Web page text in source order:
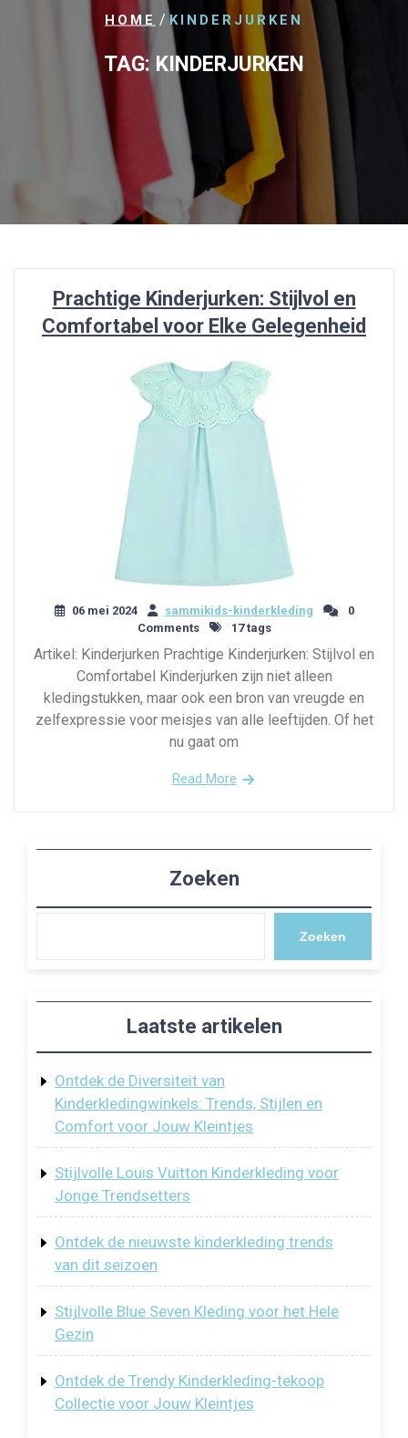
HOME /KINDERJURKEN
TAG: KINDERJURKEN
Prachtige Kinderjurken: Stijlvol en
Comfortabel voor Elke Gelegenheid
06 mei 2024 sammikids-kinderkleding
0
Comments
17 tags
Artikel: Kinderjurken Prachtige Kinderjurken: Stijlvol en
Comfortabel Kinderjurken zijn niet alleen
kledingstukken, maar ook een bron van vreugde en
zelfexpressie voor meisjes van alle leeftijden. Of het
nu gaat om
Read More
Zoeken
Zoeken
Laatste artikelen
Ontdek de Diversiteit van
Kinderkledingwinkels: Trends, Stijlen en
Comfort voor Jouw Kleintjes
Stijlvolle Louis Vuitton Kinderkleding voor
Jonge Trendsetters
Ontdek de nieuwste kinderkleding trends
van dit seizoen
Stijlvolle Blue Seven Kleding voor het Hele
Gezin
Ontdek de Trendy Kinderkleding-tekoop
Collectie voor Jouw Kleintjes